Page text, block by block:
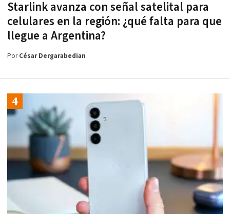
Starlink avanza con señal satelital para
celulares en la región: ¿qué falta para que
llegue a Argentina?
PorCésar Dergarabedian